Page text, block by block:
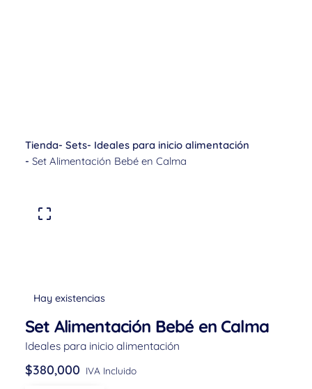
Tienda- Sets- Ideales para inicio alimentación
- Set Alimentación Bebé en Calma
Hay existencias
Set Alimentación Bebé en Calma
Ideales para inicio alimentación
$380,000 IVA Incluido